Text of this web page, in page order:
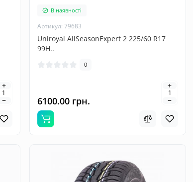
В наявності
Артикул: 79683
Uniroyal AllSeasonExpert 2 225/60 R17
99H..
0
6100.00 грн.